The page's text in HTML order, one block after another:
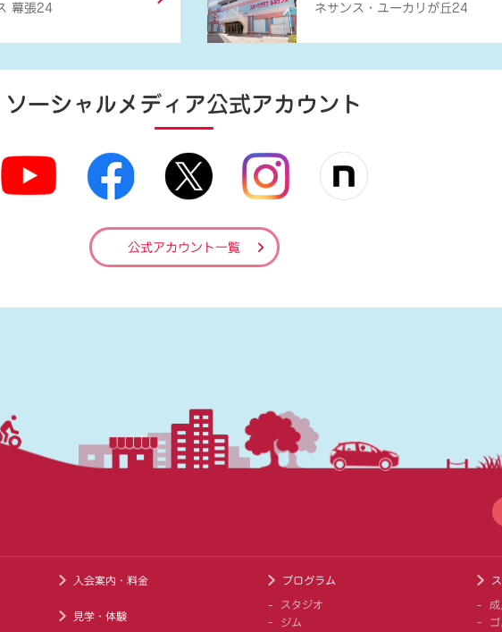
幕張24
ネサンス・ユーカリが丘24
ソーシャルメディア公式アカウント
公式アカウント一覧
入会案内・料金
見学・体験
プログラム
スタジオ
ジム